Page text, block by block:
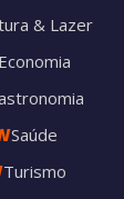
& Lazer
Economia
Saúde
Turismo